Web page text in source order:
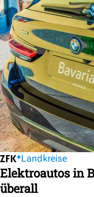
Landkreise
Elektroautos in
überall